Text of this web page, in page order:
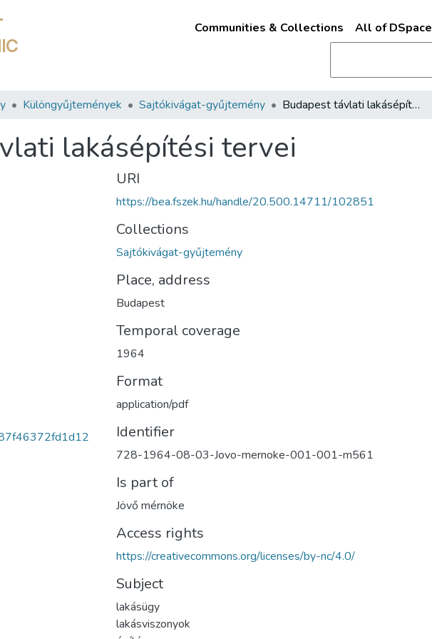
Communities & Collections All of DSpace
Különgyűjtemények Sajtókivágat-gyűjtemény Budapest távlati lakásépítési tervei
lakásépítési tervei
URI
https://bea.fszek.hu/handle/20.500.14711/102851
Collections
Sajtókivágat-gyűjtemény
Place, address
Budapest
Temporal coverage
1964
Format
application/pdf
Identifier
728-1964-08-03-Jovo-mernoke-001-001-m561
Is part of
Jövő mérnöke
Access rights
https://creativecommons.org/licenses/by-nc/4.0/
Subject
lakásügy
lakásviszonyok